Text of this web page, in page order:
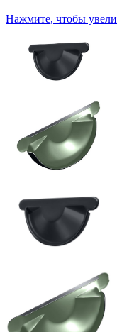
Нажмите, чтобы